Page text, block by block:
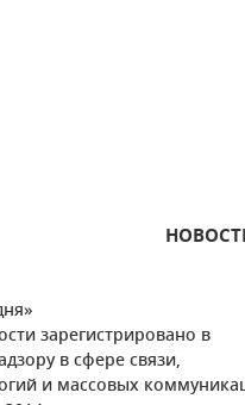
зарегистрировано в
в сфере связи,
и массовых